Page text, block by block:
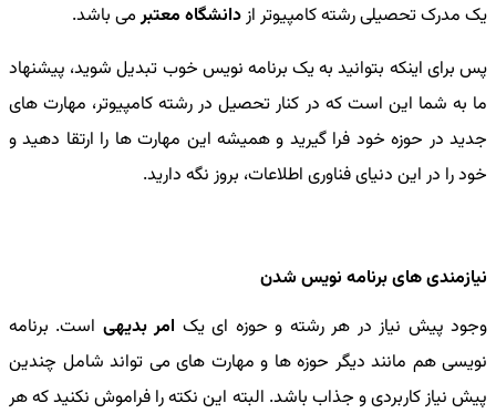
یک مدرک تحصیلی رشته کامپیوتر ازدانشگاه معتبرمی باشد.
پس برای اینکه بتوانید به یک برنامه نویس خوب تبدیل شوید، پیشنهاد
ما به شما این است که در کنار تحصیل در رشته کامپیوتر، مهارت های
جدید در حوزه خود فرا گیرید و همیشه این مهارت ها را ارتقا دهید و
خود را در این دنیای فناوری اطلاعات، بروز نگه دارید.
نیازمندی های برنامه نویس شدن
وجود پیش نیاز در هر رشته و حوزه ای یک امر بدیهی است. برنامه
نویسی هم مانند دیگر حوزه ها و مهارت های می تواند شامل چندین
پیش نیاز کاربردی و جذاب باشد. البته این نکته را فراموش نکنید که هر